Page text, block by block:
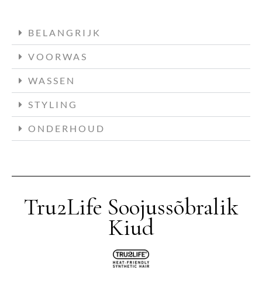
BELANGRIJK
VOORWAS
WASSEN
STYLING
ONDERHOUD
Tru2Life Soojussõbralik
Kiud